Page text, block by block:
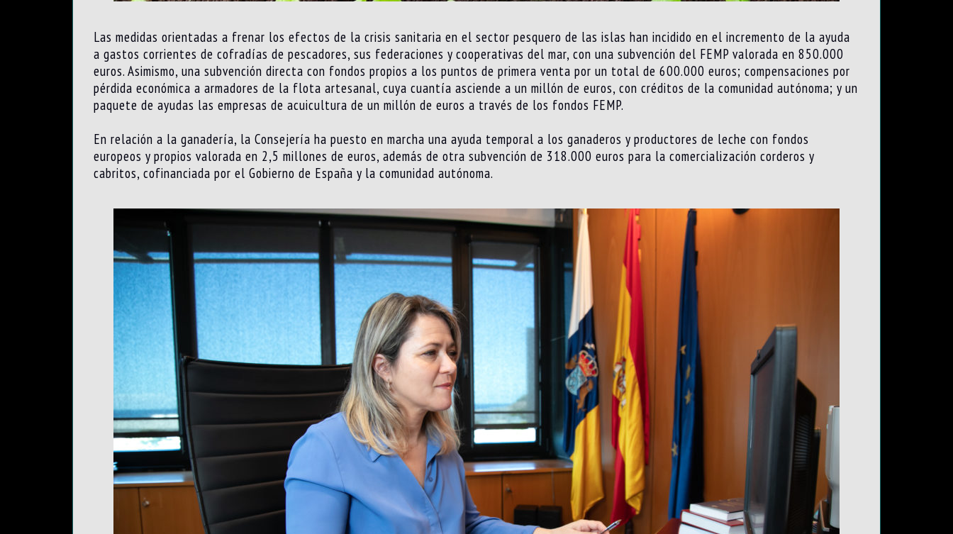
Las medidas orientadas a frenar los efectos de la crisis sanitaria en el sector pesquero de las islas han incidido en el incremento de la ayuda
a gastos corrientes de cofradías de pescadores, sus federaciones y cooperativas del mar, con una subvención del FEMP valorada en 850.000
euros. Asimismo, una subvención directa con fondos propios a los puntos de primera venta por un total de 600.000 euros; compensaciones por
pérdida económica a armadores de la flota artesanal, cuya cuantía asciende a un millón de euros, con créditos de la comunidad autónoma; y un
paquete de ayudas las empresas de acuicultura de un millón de euros a través de los fondos FEMP.
En relación a la ganadería, la Consejería ha puesto en marcha una ayuda temporal a los ganaderos y productores de leche con fondos
europeos y propios valorada en 2,5 millones de euros, además de otra subvención de 318.000 euros para la comercialización corderos y
cabritos, cofinanciada por el Gobierno de España y la comunidad autónoma.